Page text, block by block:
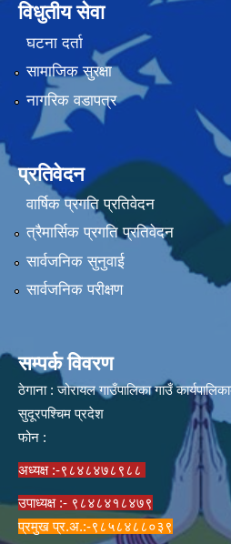
विधुतीय सेवा
घटना दर्ता
सामाजिक सुरक्षा
नागरिक वडापत्र
प्रतिवेदन
वार्षिक प्रगति प्रतिवेदन
त्रैमार्सिक प्रगति प्रतिवेदन
सार्वजनिक सुनुवाई
सार्वजनिक परीक्षण
सम्पर्क विवरण
ठेगाना : जोरायल गाउँपालिका गाउँ
सुदूरपश्चिम प्रदेश
फोन :
अध्यक्ष :-९८४८४७८९८८
उपाध्यक्ष :- ९८४८४१८४७९
प्रमुख प्र.अ.:-९८५८४८८०३९